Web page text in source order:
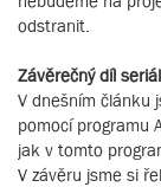
odstranit.
Závěrečný díl
V dnešním článku
pomocí programu
jak v tomto
V závěru jsme si